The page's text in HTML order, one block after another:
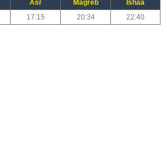
Asr Magreb
Ishaa
17:15 20:34 22:40